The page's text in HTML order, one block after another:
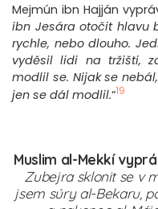
Mejmún ibn Hajján
ibn Jesára otočit hlavu
rychle, nebo dlouho.
vyděsil lidi na tržišti,
modlil se. Nijak se
jen se dál modlil.“19
Muslim al-Mekkí
Zubejra sklonit se v
jsem súry al-Bekaru,